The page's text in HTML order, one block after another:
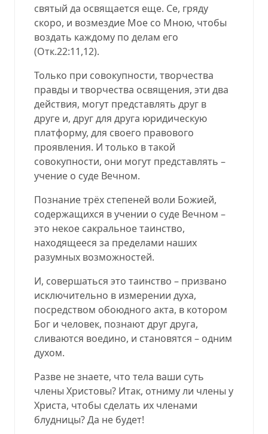
святый да освящается еще. Се, гряду
скоро, и возмездие Мое со Мною, чтобы
воздать каждому по делам его
(Отк.22:11,12).
Только при совокупности, творчества
правды и творчества освящения, эти два
действия, могут представлять друг в
друге и, друг для друга юридическую
платформу, для своего правового
проявления. И только в такой
совокупности, они могут представлять –
учение о суде Вечном.
Познание трёх степеней воли Божией,
содержащихся в учении о суде Вечном –
это некое сакральное таинство,
находящееся за пределами наших
разумных возможностей.
И, совершаться это таинство – призвано
исключительно в измерении духа,
посредством обоюдного акта, в котором
Бог и человек, познают друг друга,
сливаются воедино, и становятся – одним
духом.
Разве не знаете, что тела ваши суть
члены Христовы? Итак, отниму ли члены у
Христа, чтобы сделать их членами
блудницы? Да не будет!